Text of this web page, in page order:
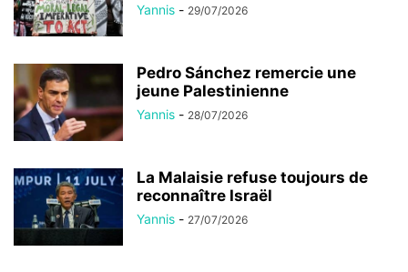
Yannis - 29/07/2026
Pedro Sánchez remercie une
jeune Palestinienne
Yannis - 28/07/2026
La Malaisie refuse toujours de
reconnaître Israël
Yannis - 27/07/2026